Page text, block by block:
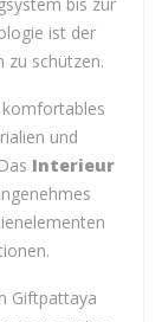
bis zur
ist der
zu schützen.
komfortables
und
Interieur
Giftpattaya